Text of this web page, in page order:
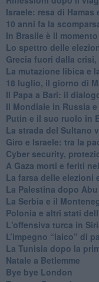
Israele: resa di
10 anni fa la
In Brasile è il
Lo spettro delle
Grecia fuori dalla
La mutazione libica e
18 luglio, il giorno di
Il Papa a Bari: il
Il Mondiale in Russia
Putin e il suo ruolo in
La strada del Sultano
Giro e Israele: tra la
Cyber security,
A Gaza morti e feriti
La farsa delle elezioni
La Palestina dopo Abu
La Serbia e il
Polonia e altri stati
L'offensiva turca in
L’impegno “laico” di
La Tunisia dopo la
Natale a Betlemme
Bye bye London